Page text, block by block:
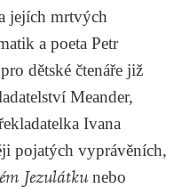
ILIGLOSA
jejích mrtvých
a poeta Petr
dětské čtenáře již
Meander,
Ivana
pojatých vyprávěních,
Jezulátkunebo